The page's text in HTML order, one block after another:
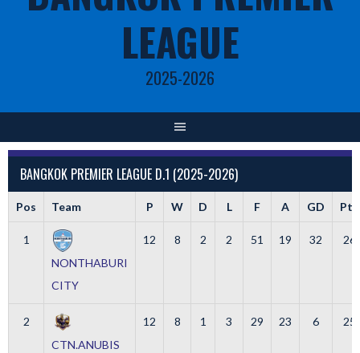
LEAGUE
2025-2026
BANGKOK PREMIER LEAGUE D.1 (2025-2026)
Pos Team P W D L F A GD Pts
1
NONTHABURI
CITY
12 8 2 2 51 19 32 26
2
CTN.ANUBIS
12 8 1 3 29 23 6 25